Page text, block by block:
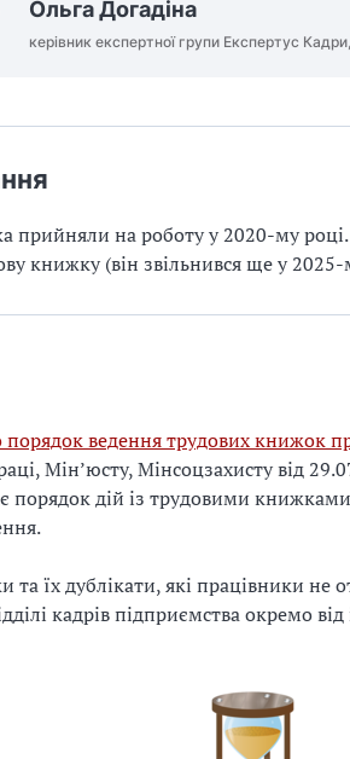
Ольга Догадіна
керівник експертної групи Експертус
прийняли на роботу у 2020-му
книжку (він звільнився ще у 2025-
порядок ведення трудових книжок
Мін’юсту, Мінсоцзахисту від
порядок дій із трудовими
та їх дублікати, які працівники не
кадрів підприємства окремо